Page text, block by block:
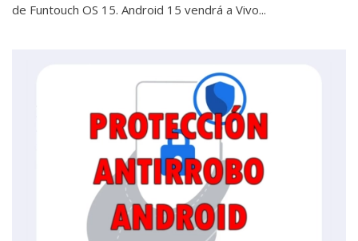
de Funtouch OS 15. Android 15 vendrá a Vivo...